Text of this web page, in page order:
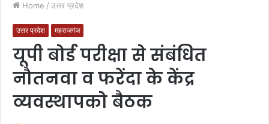
Home / उत्तर प्रदेश
उत्तर प्रदेश महराजगंज
यूपी बोर्ड परीक्षा से संबंधित
नौतनवा व फरेंदा के केंद्र
व्यवस्थापको बैठक